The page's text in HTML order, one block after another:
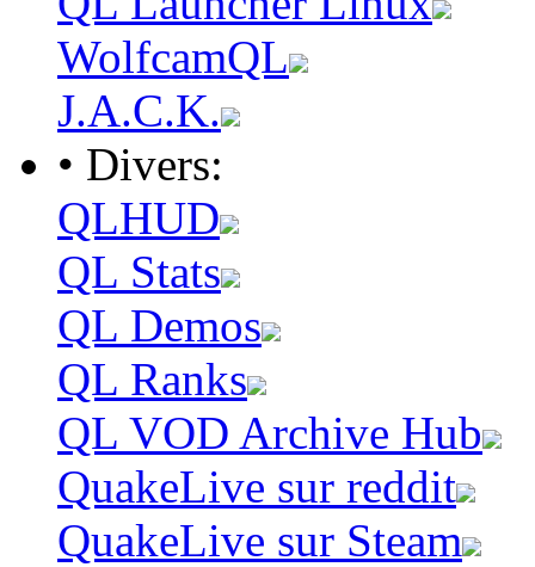
WolfcamQL
J.A.C.K.
• Divers:
QLHUD
QL Stats
QL Demos
QL Ranks
QL VOD Archive Hub
QuakeLive sur reddit
QuakeLive sur Steam